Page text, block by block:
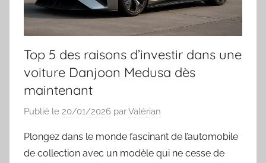
Top 5 des raisons d’investir dans une
voiture Danjoon Medusa dès
maintenant
Publié le 20/01/2026 parValérian
Plongez dans le monde fascinant de l’automobile
de collection avec un modèle qui ne cesse de